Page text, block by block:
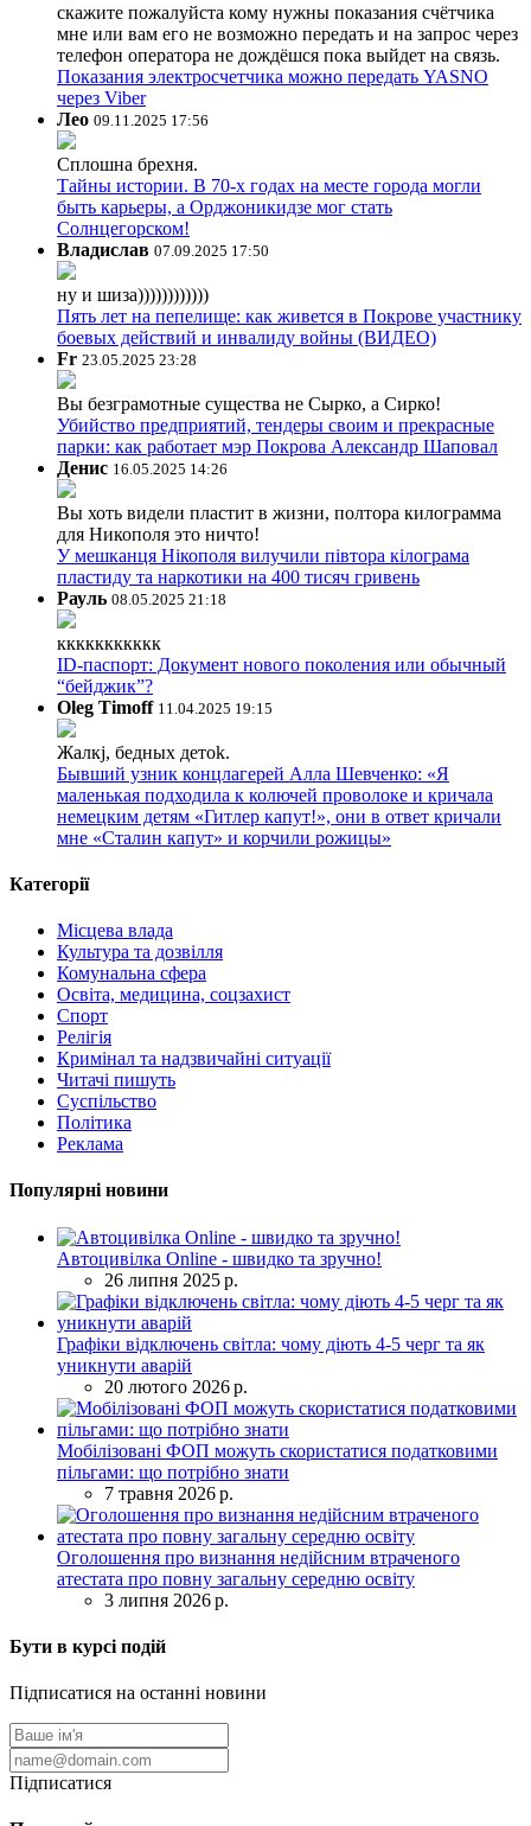
скажите пожалуйста кому нужны показания счётчика
мне или вам его не возможно передать и на запрос через
телефон оператора не дождёшся пока выйдет на связь.
Показания электросчетчика можно передать YASNO
через Viber
Лео 09.11.2025 17:56
Сплошна брехня.
Тайны истории. В 70-х годах на месте города могли
быть карьеры, а Орджоникидзе мог стать
Солнцегорском!
Владислав 07.09.2025 17:50
ну и шиза))))))))))))
Пять лет на пепелище: как живется в Покрове участнику
боевых действий и инвалиду войны (ВИДЕО)
Fr 23.05.2025 23:28
Вы безграмотные существа не Сырко, а Сирко!
Убийство предприятий, тендеры своим и прекрасные
парки: как работает мэр Покрова Александр Шаповал
Денис 16.05.2025 14:26
Вы хоть видели пластит в жизни, полтора килограмма
для Никополя это ничто!
У мешканця Нікополя вилучили півтора кілограма
пластиду та наркотики на 400 тисяч гривень
Рауль 08.05.2025 21:18
ккккккккккк
ID-паспорт: Документ нового поколения или обычный
“бейджик”?
Oleg Timoff 11.04.2025 19:15
Жалкj, бедных детok.
Бывший узник концлагерей Алла Шевченко: «Я
маленькая подходила к колючей проволоке и кричала
немецким детям «Гитлер капут!», они в ответ кричали
мне «Сталин капут» и корчили рожицы»
Категорії
Місцева влада
Культура та дозвілля
Комунальна сфера
Освіта, медицина, соцзахист
Спорт
Релігія
Кримінал та надзвичайні ситуації
Читачі пишуть
Суспільство
Політика
Реклама
Популярні новини
Автоцивілка Online - швидко та зручно!
26 липня 2025 р.
Графіки відключень світла: чому діють 4-5 черг та як
уникнути аварій
20 лютого 2026 р.
Мобілізовані ФОП можуть скористатися податковими
пільгами: що потрібно знати
7 травня 2026 р.
Оголошення про визнання недійсним втраченого
атестата про повну загальну середню освіту
3 липня 2026 р.
Бути в курсі подій
Підписатися на останні новини
Підписатися